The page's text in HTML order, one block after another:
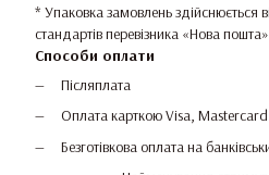
* Упаковка замовлень здійснюється
стандартів перевізника «Нова
Способи оплати
Післяплата
Оплата карткою Visa,
Безготівкова оплата на